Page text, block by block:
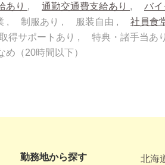
あり
通勤交通費支給あり バ
制服あり 服装自由
社員食
得サポートあり
特典・諸手当あり
め（20時間以下）
勤務地から探す 北海